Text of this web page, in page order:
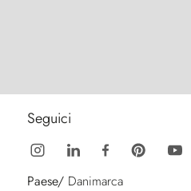
Seguici
Paese/ Danimarca